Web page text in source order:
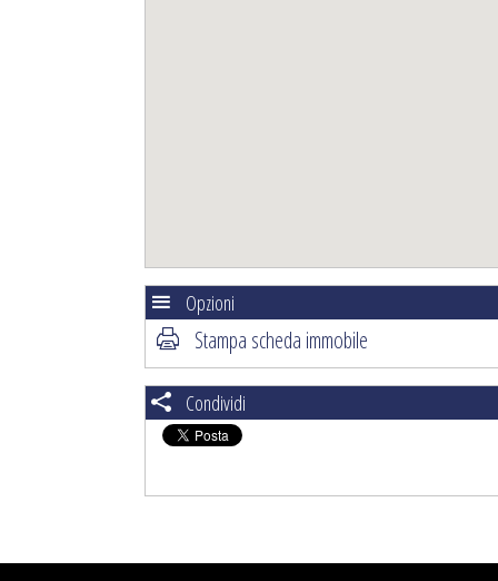
Opzioni
Stampa scheda immobile
Condividi